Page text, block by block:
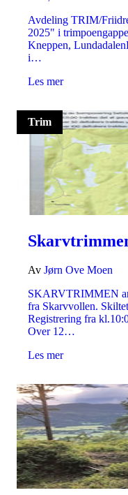
Avdeling TRIM/
2025" i
Kneppen,
i…
Les mer
Trim
Av Jørn Ove Moen
SKARVTRIMMEN
fra Skarvvollen.
Registrering fra
Over 12…
Les mer